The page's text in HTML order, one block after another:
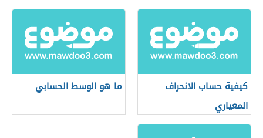
والمدى
كيفية حساب الانحراف
المعياري
ما هو الوسط الحسابي